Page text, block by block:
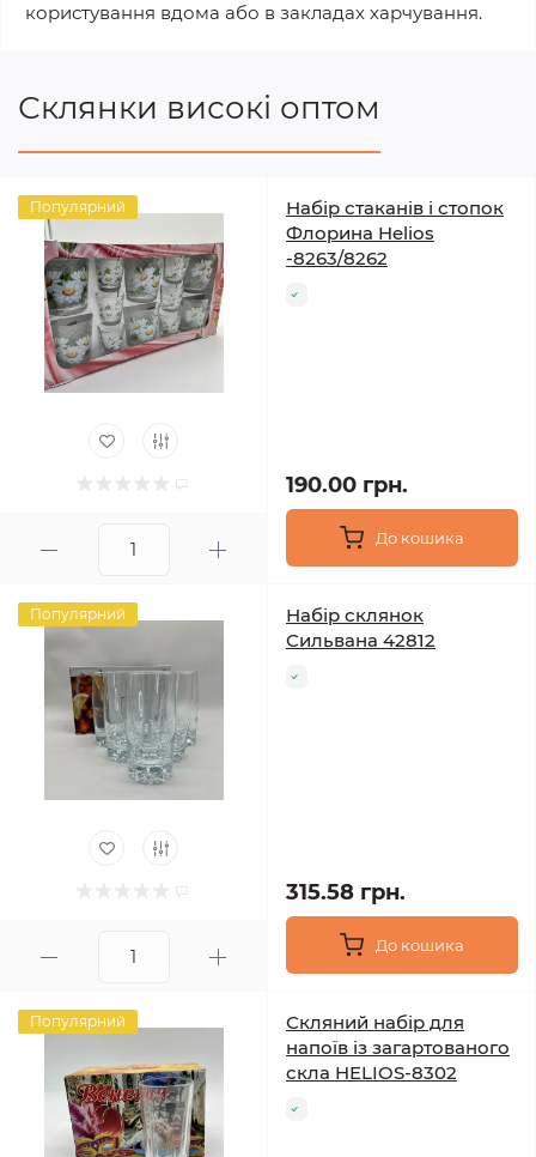
користування вдома або в закладах харчування.
Склянки високі оптом
Популярний
Набір стаканів і стопок
Флорина Helios
-8263/8262
190.00 грн.
До кошика
Популярний
Набір склянок
Сильвана 42812
315.58 грн.
До кошика
Популярний
Скляний набір для
напоїв із загартованого
скла HELIOS-8302